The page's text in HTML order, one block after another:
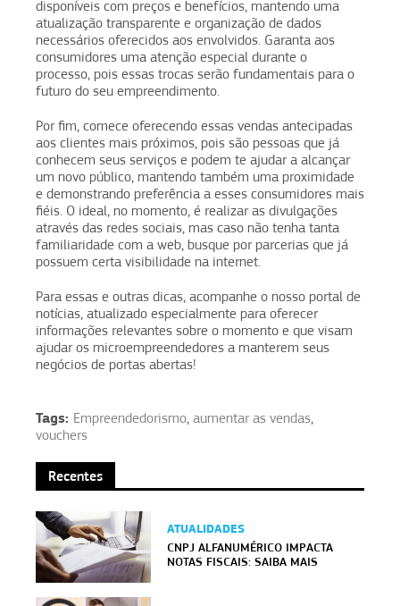
disponíveis com preços e benefícios, mantendo uma
atualização transparente e organização de dados
necessários oferecidos aos envolvidos. Garanta aos
consumidores uma atenção especial durante o
processo, pois essas trocas serão fundamentais para o
futuro do seu empreendimento.
Por fim, comece oferecendo essas vendas antecipadas
aos clientes mais próximos, pois são pessoas que já
conhecem seus serviços e podem te ajudar a alcançar
um novo público, mantendo também uma proximidade
e demonstrando preferência a esses consumidores mais
fiéis. O ideal, no momento, é realizar as divulgações
através das redes sociais, mas caso não tenha tanta
familiaridade com a web, busque por parcerias que já
possuem certa visibilidade na internet.
Para essas e outras dicas, acompanhe o nosso portal de
notícias, atualizado especialmente para oferecer
informações relevantes sobre o momento e que visam
ajudar os microempreendedores a manterem seus
negócios de portas abertas!
Tags: Empreendedorismo, aumentar as vendas,
vouchers
Recentes
ATUALIDADES
CNPJ ALFANUMÉRICO IMPACTA
NOTAS FISCAIS: SAIBA MAIS